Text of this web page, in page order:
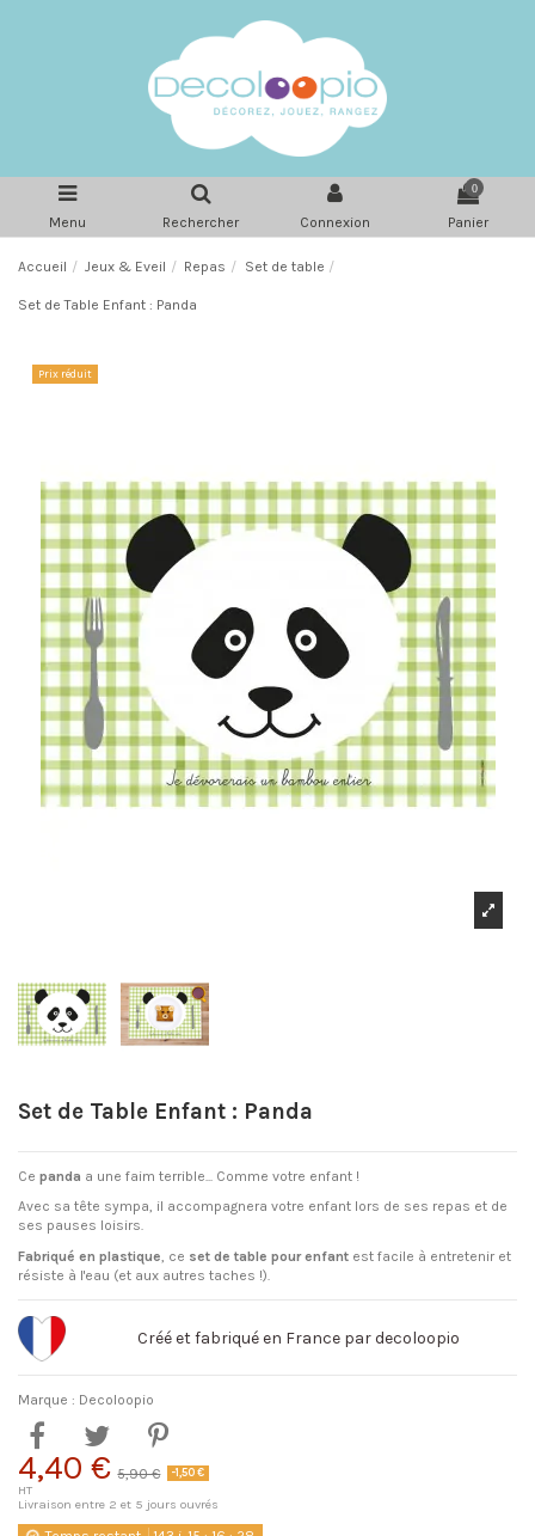
Menu Rechercher Connexion
0
Panier
Accueil Jeux & Eveil Repas Set de table
Set de Table Enfant : Panda
Prix réduit
Set de Table Enfant : Panda
Ce panda a une faim terrible... Comme votre enfant !
Avec sa tête sympa, il accompagnera votre enfant lors de ses repas et de
ses pauses loisirs.
Fabriqué en plastique, ce set de table pour enfant est facile à entretenir et
résiste à l'eau (et aux autres taches !).
Créé et fabriqué en France par decoloopio
Marque : Decoloopio
4,40 € 5,90 € -1,50 €
HT
Livraison entre 2 et 5 jours ouvrés